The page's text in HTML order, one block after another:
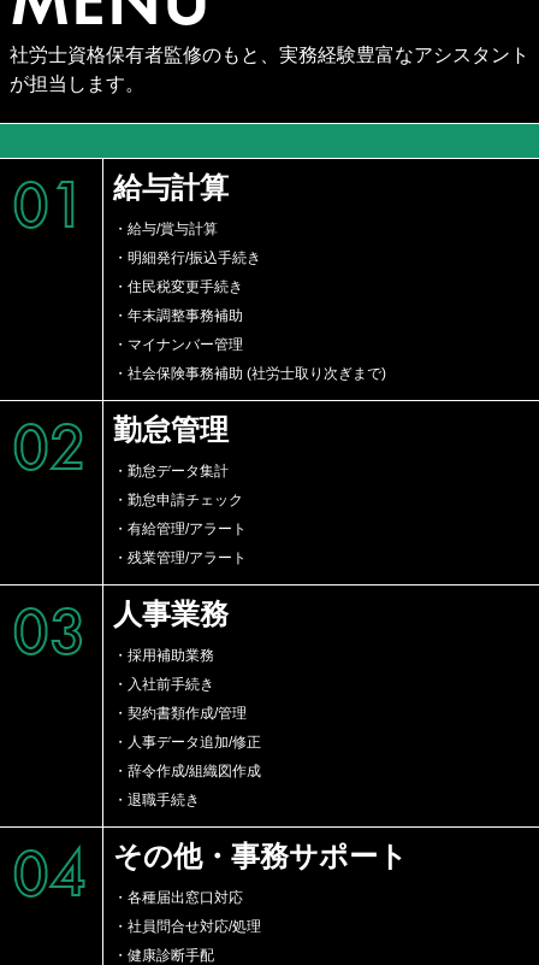
社労士資格保有者監修のもと、実務経験豊富なアシスタント
が担当します。
01 給与計算
・給与/賞与計算
・明細発行/振込手続き
・住民税変更手続き
・年末調整事務補助
・マイナンバー管理
・社会保険事務補助 (社労士取り次ぎまで)
02 勤怠管理
・勤怠データ集計
・勤怠申請チェック
・有給管理/アラート
・残業管理/アラート
03 人事業務
・採用補助業務
・入社前手続き
・契約書類作成/管理
・人事データ追加/修正
・辞令作成/組織図作成
・退職手続き
04 その他・事務サポート
・各種届出窓口対応
・社員問合せ対応/処理
・健康診断手配